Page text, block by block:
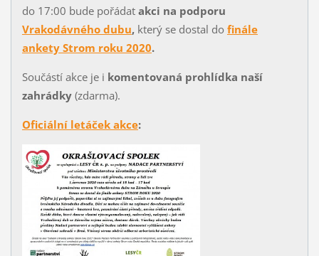
do 17:00 bude pořádat akci na podporu
Vrakodávného dubu, který se dostal do finále
ankety Strom roku 2020.
Součástí akce je i komentovaná prohlídka naší
zahrádky(zdarma).
Oficiální letáček akce: